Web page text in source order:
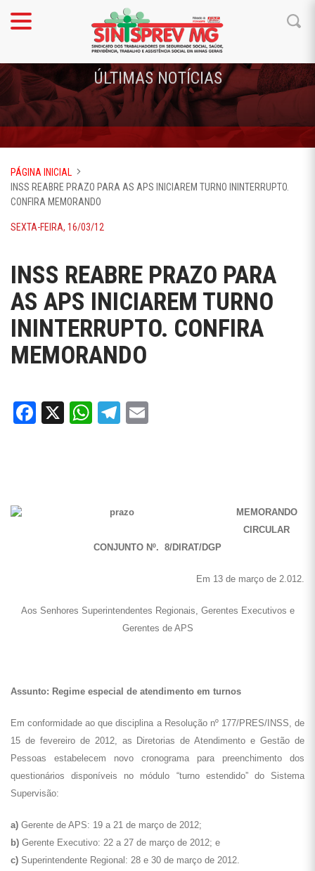
ÚLTIMAS NOTÍCIAS
PÁGINA INICIAL
INSS REABRE PRAZO PARA AS APS INICIAREM TURNO ININTERRUPTO.
CONFIRA MEMORANDO
SEXTA-FEIRA, 16/03/12
INSS REABRE PRAZO PARA
AS APS INICIAREM TURNO
ININTERRUPTO. CONFIRA
MEMORANDO
Facebook
X WhatsApp
Telegram
MEMORANDO
CIRCULAR
CONJUNTO Nº. 8/DIRAT/DGP
Em 13 de março de 2.012.
Aos Senhores Superintendentes Regionais, Gerentes Executivos e
Gerentes de APS
Assunto: Regime especial de atendimento em turnos
Em conformidade ao que disciplina a Resolução nº 177/PRES/INSS, de
15 de fevereiro de 2012, as Diretorias de Atendimento e Gestão de
Pessoas estabelecem novo cronograma para preenchimento dos
questionários disponíveis no módulo “turno estendido” do Sistema
Supervisão:
a) Gerente de APS: 19 a 21 de março de 2012;
b) Gerente Executivo: 22 a 27 de março de 2012; e
c) Superintendente Regional: 28 e 30 de março de 2012.